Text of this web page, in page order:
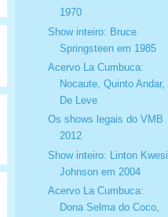
1970
Show inteiro: Bruce
Springsteen em 1985
Acervo La Cumbuca:
Nocaute, Quinto Andar,
De Leve
Os shows legais do VMB
2012
Show inteiro: Linton Kwesi
Johnson em 2004
Acervo La Cumbuca:
Dona Selma do Coco,